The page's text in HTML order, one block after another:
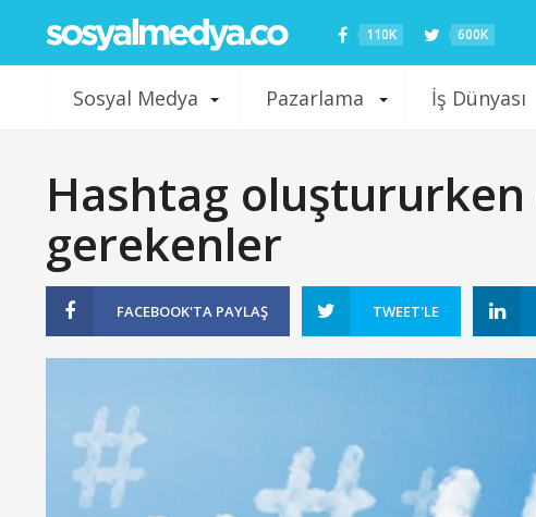
110K 600K
Sosyal Medya Pazarlama İş Dünyası
Hashtag
gerekenler
FACEBOOK'TA PAYLAŞ TWEET'LE